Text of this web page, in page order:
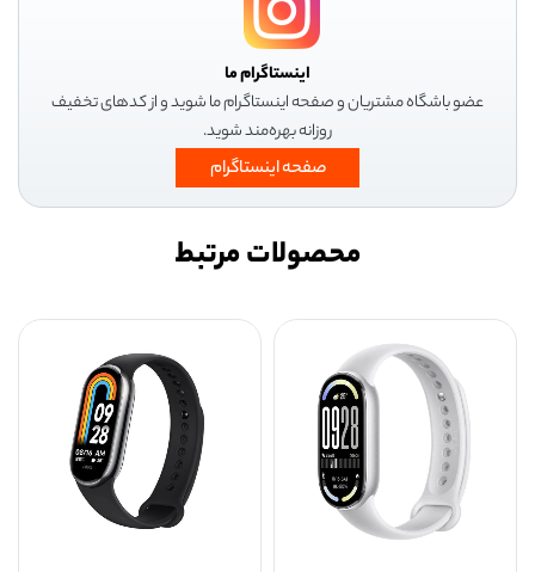
اینستاگرام ما
عضو باشگاه مشتریان و صفحه اینستاگرام ما شوید و از کدهای تخفیف
روزانه بهره‌مند شوید.
صفحه اینستاگرام
محصولات مرتبط